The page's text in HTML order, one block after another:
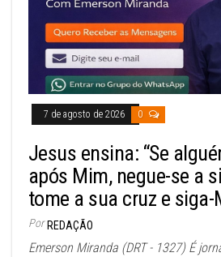
7 de agosto de 2026 0
Jesus ensina: “Se
após Mim, negue-se a
tome a sua cruz e siga-
Por REDAÇÃO
Emerson Miranda (DRT - 1327) É